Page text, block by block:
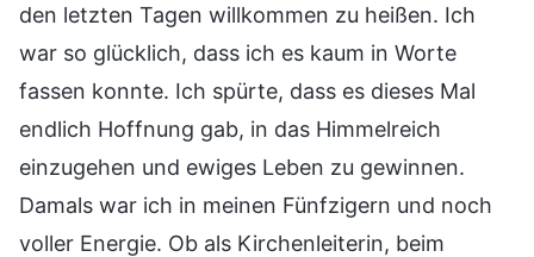
den letzten Tagen willkommen zu heißen. Ich
war so glücklich, dass ich es kaum in Worte
fassen konnte. Ich spürte, dass es dieses Mal
endlich Hoffnung gab, in das Himmelreich
einzugehen und ewiges Leben zu gewinnen.
Damals war ich in meinen Fünfzigern und noch
voller Energie. Ob als Kirchenleiterin, beim